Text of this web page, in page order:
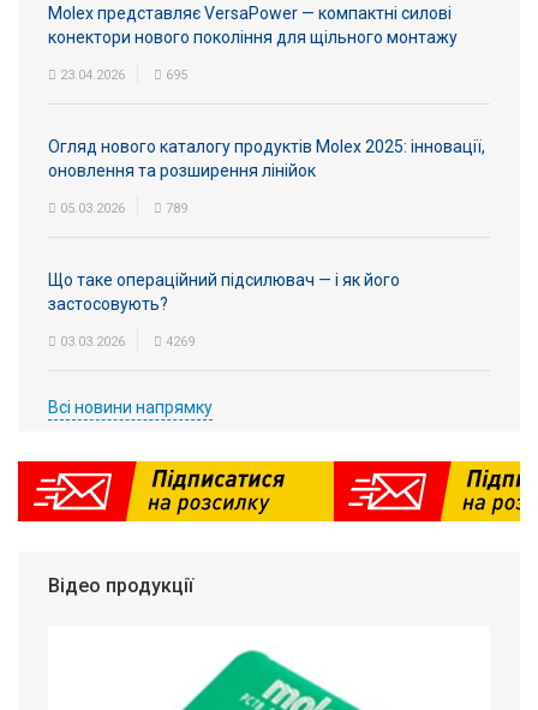
Molex представляє VersaPower — компактні силові
конектори нового покоління для щільного монтажу
23.04.2026 695
Огляд нового каталогу продуктів Molex 2025: інновації,
оновлення та розширення лінійок
05.03.2026 789
Що таке операційний підсилювач — і як його
застосовують?
03.03.2026 4269
Всі новини напрямку
Відео продукції